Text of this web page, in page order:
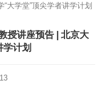
“大学堂”顶尖学者讲学计划
授讲座预告 | 北京大
学计划